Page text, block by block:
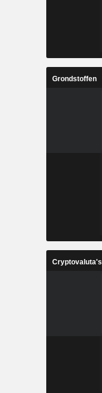
Grondstoffen
Cryptovaluta's